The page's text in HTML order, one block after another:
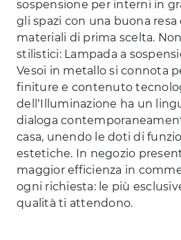
sospensione per interni in
gli spazi con una buona
materiali di prima scelta.
stilistici: Lampada a
Vesoi in metallo si connota
finiture e contenuto
dell’Illuminazione ha un
dialoga
casa, unendo le doti di
estetiche. In negozio
maggior efficienza in
ogni richiesta: le più
qualità ti attendono.